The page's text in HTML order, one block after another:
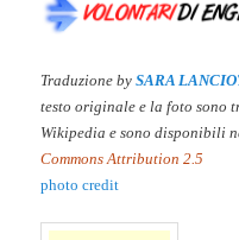
Traduzione bySARA
testo originale e lafoto sono
Wikipedia e sono disponibili
Commons Attribution 2.5
photo credit